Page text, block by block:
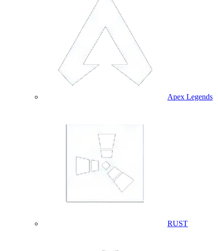
Apex Legends
RUST